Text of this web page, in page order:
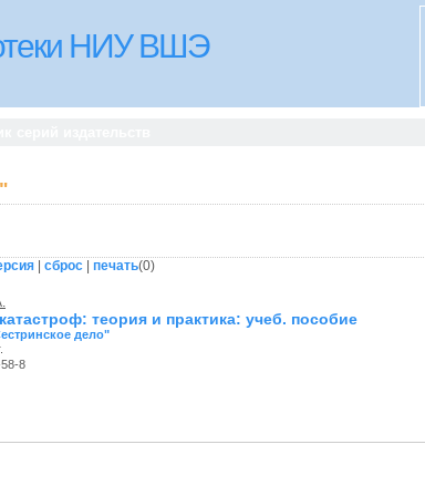
НИУ ВШЭ
сброс печать(0)
теория и практика: учеб. пособие
дело"
8